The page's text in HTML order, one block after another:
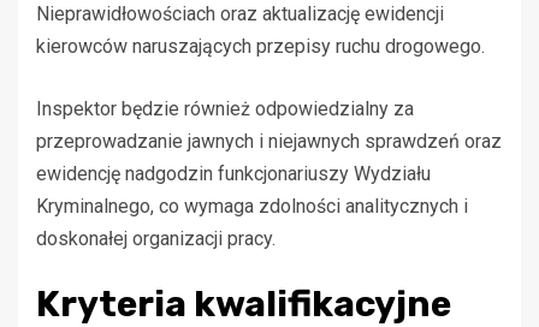
Nieprawidłowościach oraz aktualizację ewidencji
kierowców naruszających przepisy ruchu drogowego.
Inspektor będzie również odpowiedzialny za
przeprowadzanie jawnych i niejawnych sprawdzeń oraz
ewidencję nadgodzin funkcjonariuszy Wydziału
Kryminalnego, co wymaga zdolności analitycznych i
doskonałej organizacji pracy.
Kryteria kwalifikacyjne